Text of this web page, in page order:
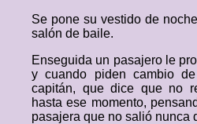
Se pone su vestido de
salón de baile.
Enseguida un pasajero le
y cuando piden cambio
capitán, que dice que no
hasta ese momento,
pasajera que no salió nunca